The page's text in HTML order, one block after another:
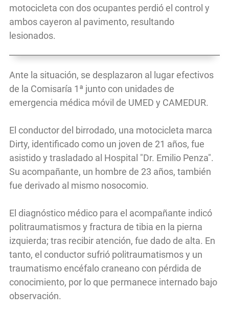
motocicleta con dos ocupantes perdió el control y
ambos cayeron al pavimento, resultando
lesionados.
Ante la situación, se desplazaron al lugar efectivos
de la Comisaría 1ª junto con unidades de
emergencia médica móvil de UMED y CAMEDUR.
El conductor del birrodado, una motocicleta marca
Dirty, identificado como un joven de 21 años, fue
asistido y trasladado al Hospital "Dr. Emilio Penza".
Su acompañante, un hombre de 23 años, también
fue derivado al mismo nosocomio.
El diagnóstico médico para el acompañante indicó
politraumatismos y fractura de tibia en la pierna
izquierda; tras recibir atención, fue dado de alta. En
tanto, el conductor sufrió politraumatismos y un
traumatismo encéfalo craneano con pérdida de
conocimiento, por lo que permanece internado bajo
observación.